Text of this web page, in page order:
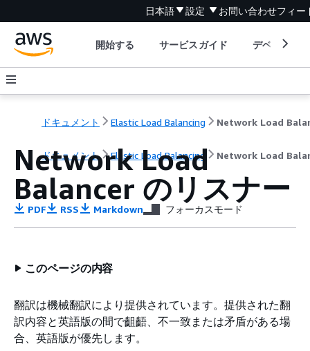
日本語 設定 お問い合わせフィー
開始する サービスガイド デベロッパ
ドキュメント Elastic Load Balancing
ドキュメント Elastic Load Balancing Network Load
Network Load
Balancer のリスナー
PDF RSS Markdown フォーカスモード
このページの内容
翻訳は機械翻訳により提供されています。提供された翻
訳内容と英語版の間で齟齬、不一致または矛盾がある場
合、英語版が優先します。